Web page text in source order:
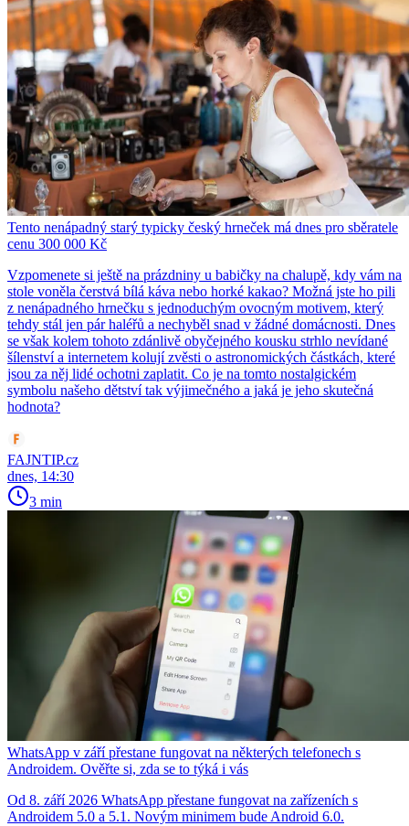
Tento nenápadný starý typicky český hrneček má dnes pro sběratele
cenu 300 000 Kč
Vzpomenete si ještě na prázdniny u babičky na chalupě, kdy vám na
stole voněla čerstvá bílá káva nebo horké kakao? Možná jste ho pili
z nenápadného hrnečku s jednoduchým ovocným motivem, který
tehdy stál jen pár haléřů a nechyběl snad v žádné domácnosti. Dnes
se však kolem tohoto zdánlivě obyčejného kousku strhlo nevídané
šílenství a internetem kolují zvěsti o astronomických částkách, které
jsou za něj lidé ochotni zaplatit. Co je na tomto nostalgickém
symbolu našeho dětství tak výjimečného a jaká je jeho skutečná
hodnota?
FAJNTIP.cz
dnes, 14:30
3 min
WhatsApp v září přestane fungovat na některých telefonech s
Androidem. Ověřte si, zda se to týká i vás
Od 8. září 2026 WhatsApp přestane fungovat na zařízeních s
Androidem 5.0 a 5.1. Novým minimem bude Android 6.0.